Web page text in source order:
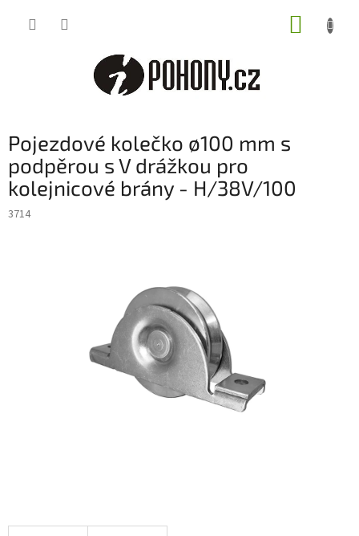
Pojezdové kolečko ø100 mm s
podpěrou s V drážkou pro
kolejnicové brány - H/38V/100
3714